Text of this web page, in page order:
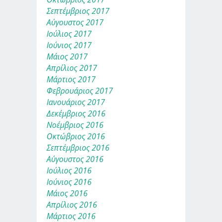
Σεπτέμβριος 2017
Αύγουστος 2017
Ιούλιος 2017
Ιούνιος 2017
Μάιος 2017
Απρίλιος 2017
Μάρτιος 2017
Φεβρουάριος 2017
Ιανουάριος 2017
Δεκέμβριος 2016
Νοέμβριος 2016
Οκτώβριος 2016
Σεπτέμβριος 2016
Αύγουστος 2016
Ιούλιος 2016
Ιούνιος 2016
Μάιος 2016
Απρίλιος 2016
Μάρτιος 2016